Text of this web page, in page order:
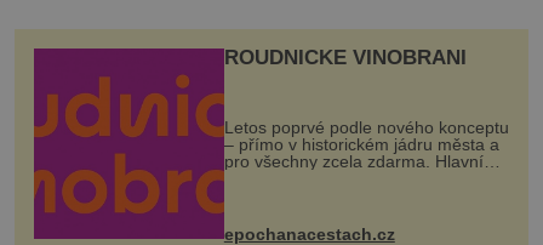
ROUDNICKÉ VINOBRANÍ
Letos poprvé podle nového konceptu
– přímo v historickém jádru města a
pro všechny zcela zdarma. Hlavní
program se odehraje na Karlově a
mohou těšit na víno, burčák, pes...
epochanacestach.cz